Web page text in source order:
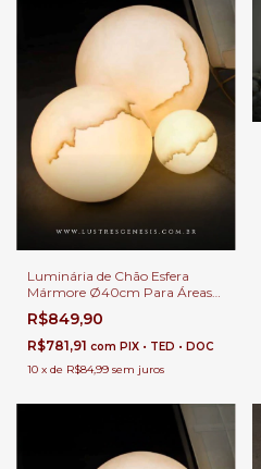
Luminária de Chão Esfera
Mármore Ø40cm Para Áreas
Internas e Externas.
R$849,90
R$781,91 com PIX • TED • DOC
10 x de R$84,99 sem juros